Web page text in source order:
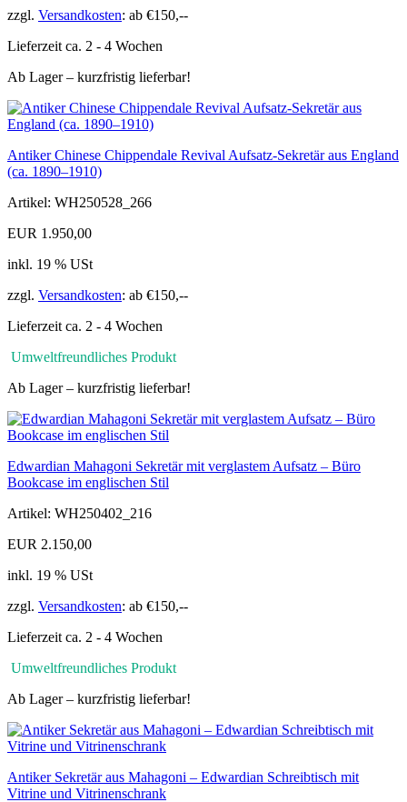
zzgl. Versandkosten: ab €150,--
Lieferzeit ca. 2 - 4 Wochen
Ab Lager – kurzfristig lieferbar!
Antiker Chinese Chippendale Revival Aufsatz-Sekretär aus England
(ca. 1890–1910)
Artikel: WH250528_266
EUR 1.950,00
inkl. 19 % USt
zzgl. Versandkosten: ab €150,--
Lieferzeit ca. 2 - 4 Wochen
Umweltfreundliches Produkt
Ab Lager – kurzfristig lieferbar!
Edwardian Mahagoni Sekretär mit verglastem Aufsatz – Büro
Bookcase im englischen Stil
Artikel: WH250402_216
EUR 2.150,00
inkl. 19 % USt
zzgl. Versandkosten: ab €150,--
Lieferzeit ca. 2 - 4 Wochen
Umweltfreundliches Produkt
Ab Lager – kurzfristig lieferbar!
Antiker Sekretär aus Mahagoni – Edwardian Schreibtisch mit
Vitrine und Vitrinenschrank